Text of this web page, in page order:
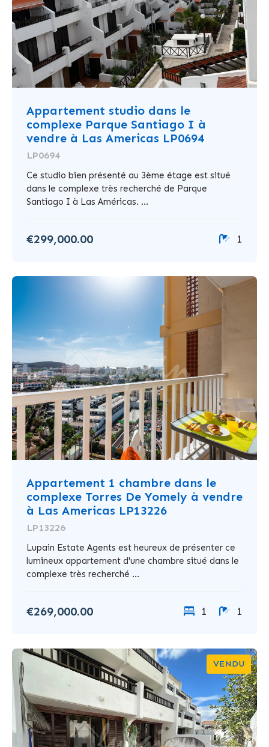
Appartement studio dans le
complexe Parque Santiago I à
vendre à Las Americas LP0694
LP0694
Ce studio bien présenté au 3ème étage est situé
dans le complexe très recherché de Parque
Santiago I à Las Américas. ...
€299,000.00 1
Appartement 1 chambre dans le
complexe Torres De Yomely à vendre
à Las Americas LP13226
LP13226
Lupain Estate Agents est heureux de présenter ce
lumineux appartement d'une chambre situé dans le
complexe très recherché ...
€269,000.00 1 1
VENDU